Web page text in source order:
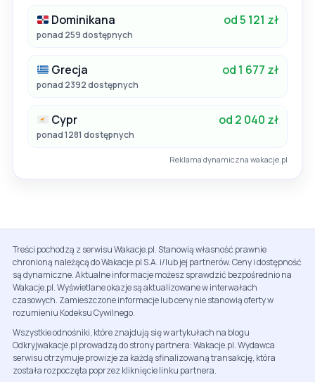
Dominikana od 5 121 zł
ponad 259 dostępnych
Grecja od 1 677 zł
ponad 2392 dostępnych
Cypr od 2 040 zł
ponad 1281 dostępnych
Reklama dynamiczna wakacje.pl
Treści pochodzą z serwisu Wakacje.pl. Stanowią własność prawnie
chronioną należącą do Wakacje.pl S.A. i/lub jej partnerów. Ceny i dostępność
są dynamiczne. Aktualne informacje możesz sprawdzić bezpośrednio na
Wakacje.pl. Wyświetlane okazje są aktualizowane w interwałach
czasowych. Zamieszczone informacje lub ceny nie stanowią oferty w
rozumieniu Kodeksu Cywilnego.
Wszystkie odnośniki, które znajdują się w artykułach na blogu
Odkryjwakacje.pl prowadzą do strony partnera: Wakacje.pl. Wydawca
serwisu otrzymuje prowizje za każdą sfinalizowaną transakcję, która
została rozpoczęta poprzez kliknięcie linku partnera.